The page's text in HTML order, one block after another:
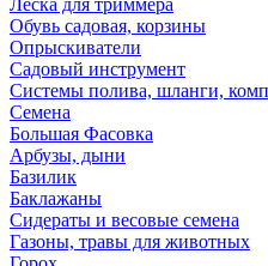
Леска для триммера
Обувь садовая, корзины
Опрыскиватели
Садовый инструмент
Системы полива, шланги,
Семена
Большая Фасовка
Арбузы, дыни
Базилик
Баклажаны
Сидераты и весовые семена
Газоны, травы для животных